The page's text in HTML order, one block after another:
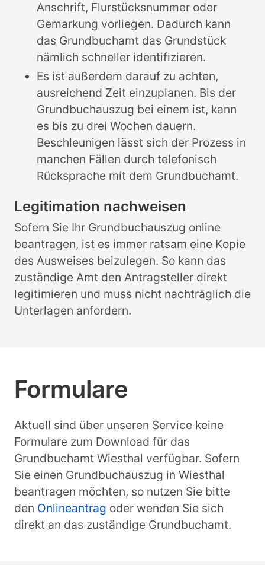
Anschrift, Flurstücksnummer oder
Gemarkung vorliegen. Dadurch kann
das Grundbuchamt das Grundstück
nämlich schneller identifizieren.
Es ist außerdem darauf zu achten,
ausreichend Zeit einzuplanen. Bis der
Grundbuchauszug bei einem ist, kann
es bis zu drei Wochen dauern.
Beschleunigen lässt sich der Prozess in
manchen Fällen durch telefonisch
Rücksprache mit dem Grundbuchamt.
Legitimation nachweisen
Sofern Sie Ihr Grundbuchauszug online
beantragen, ist es immer ratsam eine Kopie
des Ausweises beizulegen. So kann das
zuständige Amt den Antragsteller direkt
legitimieren und muss nicht nachträglich die
Unterlagen anfordern.
Formulare
Aktuell sind über unseren Service keine
Formulare zum Download für das
Grundbuchamt Wiesthal verfügbar. Sofern
Sie einen Grundbuchauszug in Wiesthal
beantragen möchten, so nutzen Sie bitte
den Onlineantrag oder wenden Sie sich
direkt an das zuständige Grundbuchamt.